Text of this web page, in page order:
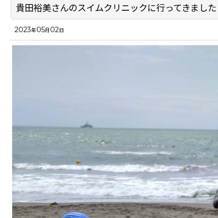
貴田裕美さんのスイムクリニックに行ってきまし
2023年05月 02日